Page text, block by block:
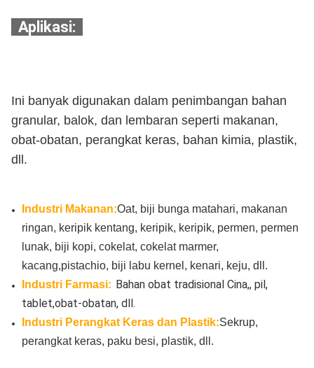
Aplikasi:
Ini banyak digunakan dalam penimbangan bahan
granular, balok, dan lembaran seperti makanan,
obat-obatan, perangkat keras, bahan kimia, plastik,
dll.
Industri Makanan:Oat, biji bunga matahari, makanan
ringan, keripik kentang, keripik, keripik, permen, permen
lunak, biji kopi, cokelat, cokelat marmer,
kacang,pistachio, biji labu kernel, kenari, keju, dll.
Industri Farmasi: Bahan obat tradisional Cina,, pil,
tablet,obat-obatan, dll.
Industri Perangkat Keras dan Plastik:Sekrup,
perangkat keras, paku besi, plastik, dll.